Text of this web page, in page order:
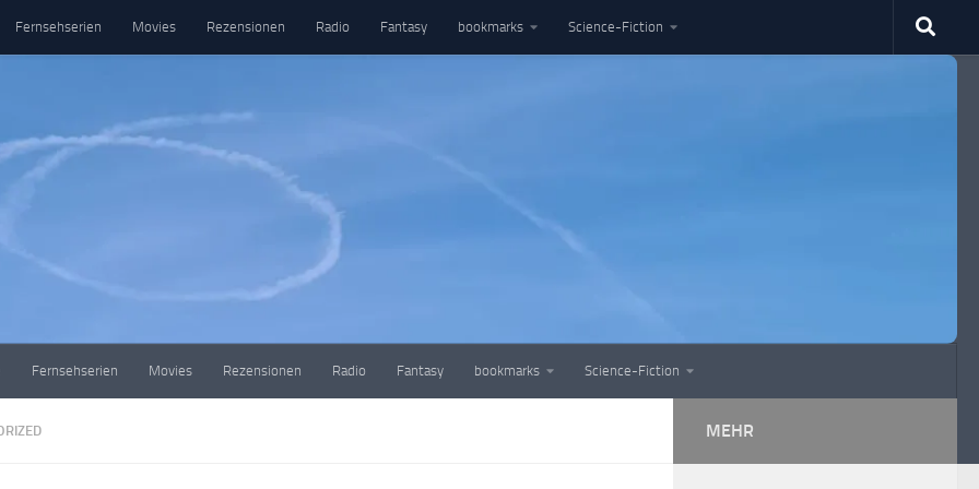
Fernsehserien Movies Rezensionen Radio Fantasy bookmarks Science-Fiction
Fernsehserien Movies Rezensionen Radio Fantasy bookmarks Science-Fiction
MEHR